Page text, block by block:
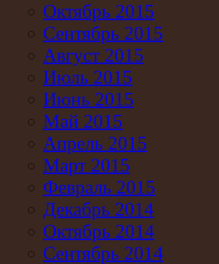
Октябрь 2015
Сентябрь 2015
Август 2015
Июль 2015
Июнь 2015
Май 2015
Апрель 2015
Март 2015
Февраль 2015
Декабрь 2014
Октябрь 2014
Сентябрь 2014